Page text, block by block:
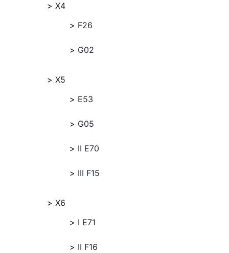
X4
F26
G02
X5
E53
G05
II E70
III F15
X6
I E71
II F16